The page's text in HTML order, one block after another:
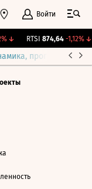
Войти
↓ RTSI 874,64 -1,12%↓
прогнозы